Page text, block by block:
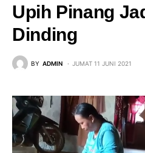
Upih Pinang
Dinding
BY ADMIN JUMAT 11 JUNI 2021